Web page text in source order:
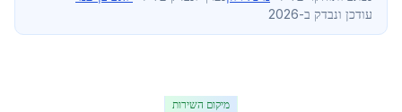
עודכן ונבדק ב-2026
מיקום השירות